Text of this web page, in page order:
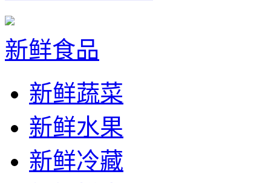
新鲜食品
新鲜蔬菜
新鲜水果
新鲜冷藏